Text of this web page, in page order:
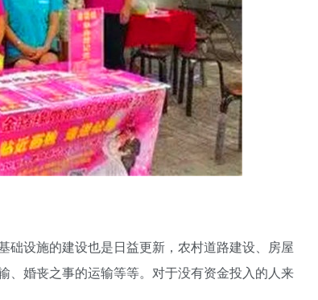
设施的建设也是日益更新，农村道路建设、房屋
、婚丧之事的运输等等。对于没有资金投入的人来